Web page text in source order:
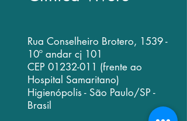
Rua Conselheiro Brotero, 1539 -
10º andar cj 101
CEP 01232-011 (frente ao
Hospital Samaritano)
Higienópolis - São Paulo/SP -
Brasil